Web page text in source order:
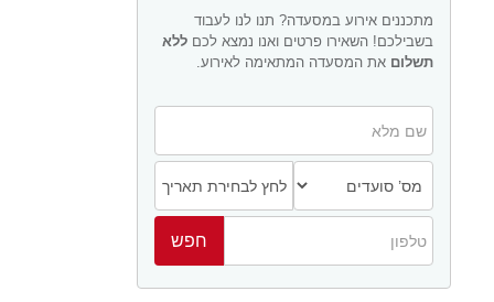
מתכננים אירוע במסעדה? תנו לנו לעבוד
בשבילכם! השאירו פרטים ואנו נמצא לכם ללא
תשלום את המסעדה המתאימה לאירוע.